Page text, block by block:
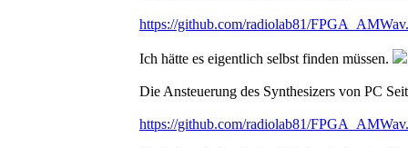
https://github.com/radiolab81/
Ich hätte es eigentlich selbst finden müssen.
Die Ansteuerung des Synthesizers von PC
https://github.com/radiolab81/